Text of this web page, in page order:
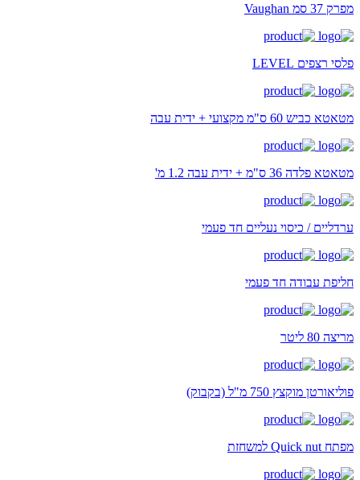
מפרק 37 סמ Vaughan
פלסי רצפים LEVEL
מטאטא כביש 60 ס"מ מקצועי + ידית עבה
מטאטא פלדה 36 ס"מ + ידית עבה 1.2 מ'
ערדליים / כיסוי נעליים חד פעמי
חליפת עבודה חד פעמי
מריצה 80 ליטר
פוליאורטן מוקצץ 750 מ"ל (בקבוק)
מפתח Quick nut למשחזת